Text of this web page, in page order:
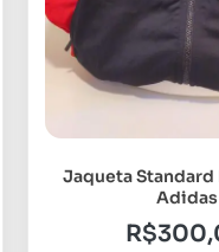
Jaqueta Standard
Adidas
R$